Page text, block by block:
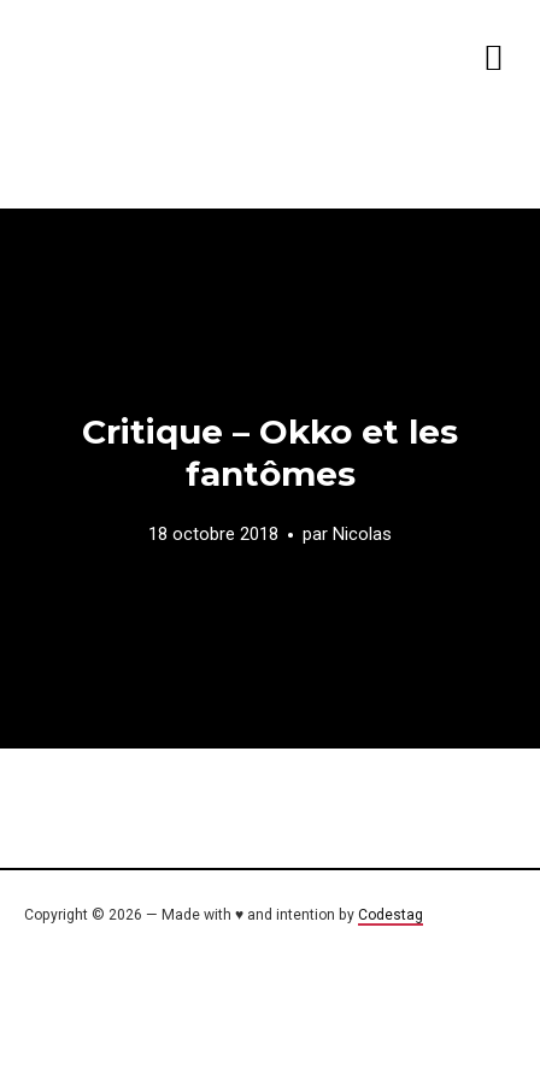
Critique – Okko et les
fantômes
18 octobre 2018 par Nicolas
Copyright © 2026 — Made with ♥ and intention by Codestag